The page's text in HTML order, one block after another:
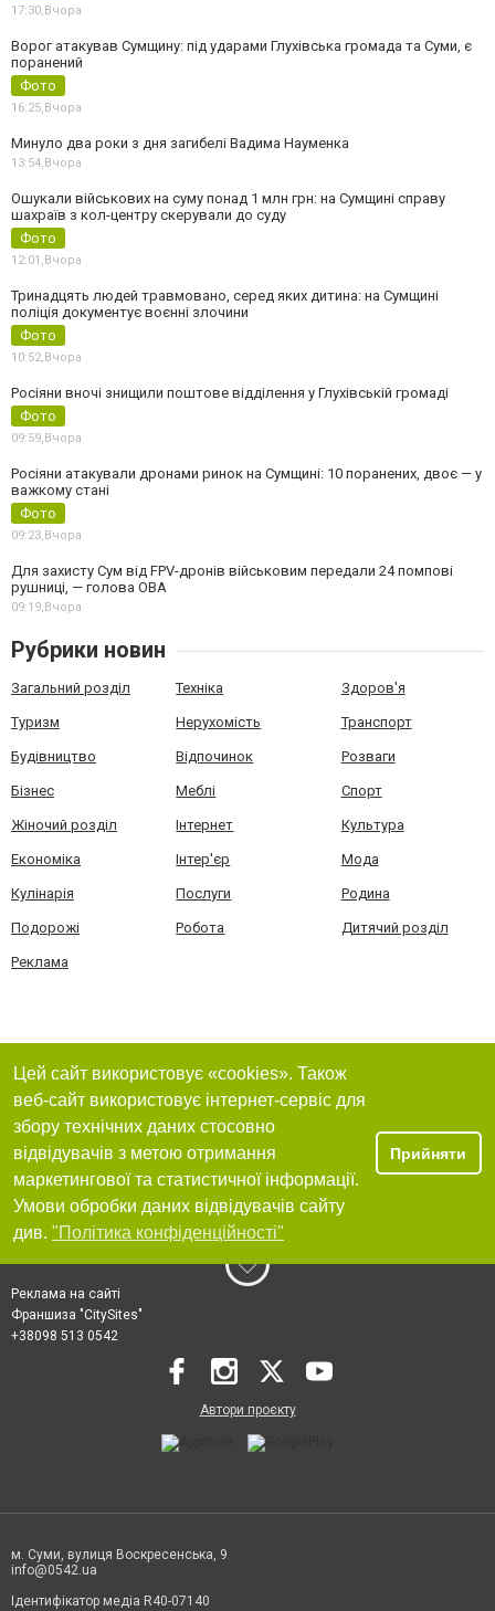
17:30, Вчора
Ворог атакував Сумщину: під ударами Глухівська громада та Суми, є
поранений
Фото
16:25, Вчора
Минуло два роки з дня загибелі Вадима Науменка
13:54, Вчора
Ошукали військових на суму понад 1 млн грн: на Сумщині справу
шахраїв з кол-центру скерували до суду
Фото
12:01, Вчора
Тринадцять людей травмовано, серед яких дитина: на Сумщині
поліція документує воєнні злочини
Фото
10:52, Вчора
Росіяни вночі знищили поштове відділення у Глухівській громаді
Фото
09:59, Вчора
Росіяни атакували дронами ринок на Сумщині: 10 поранених, двоє — у
важкому стані
Фото
09:23, Вчора
Для захисту Сум від FPV-дронів військовим передали 24 помпові
рушниці, — голова ОВА
09:19, Вчора
Рубрики новин
Загальний розділ Техніка Здоров'я
Туризм Нерухомість Транспорт
Будівництво Відпочинок Розваги
Бізнес Меблі Спорт
Жіночий розділ Інтернет Культура
Економіка Інтер'єр Мода
Кулінарія Послуги Родина
Подорожі Робота Дитячий розділ
Реклама
Цей сайт використовує «cookies». Також
веб-сайт використовує інтернет-сервіс для
збору технічних даних стосовно
відвідувачів з метою отримання
маркетингової та статистичної інформації.
Умови обробки даних відвідувачів сайту
див. "Політика конфіденційності"
Прийняти
Реклама на сайті
Франшиза "CitySites"
+38098 513 0542
Автори проєкту
м. Суми, вулиця Воскресенська, 9
info@0542.ua
Ідентифікатор медіа R40-07140